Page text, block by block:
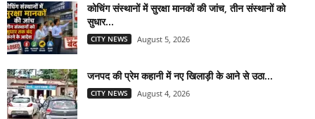
कोचिंग संस्थानों में सुरक्षा मानकों की जांच, तीन संस्थानों को
सुधार...
CITY NEWS August 5, 2026
जनपद की प्रेम कहानी में नए खिलाड़ी के आने से उठा...
CITY NEWS August 4, 2026